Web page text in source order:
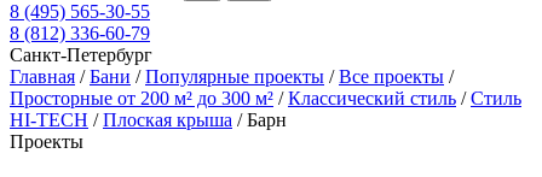
8 (495) 565-30-55
8 (812) 336-60-79
Санкт-Петербург
Главная /Бани /Популярные проекты /Все проекты /
Просторные от 200 м² до 300 м² /Классический стиль /Стиль
HI-TECH /Плоская крыша /Барн
Проекты